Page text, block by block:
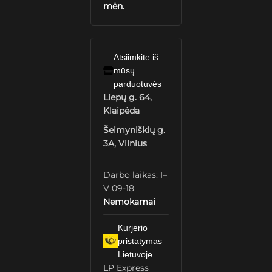
mėn.
Atsiimkite iš
mūsų
parduotuvės
Liepų g. 64,
Klaipėda
Šeimyniškių g.
3A, Vilnius
Darbo laikas: I–
V 09-18
Nemokamai
Kurjerio
pristatymas
Lietuvoje
LP Express